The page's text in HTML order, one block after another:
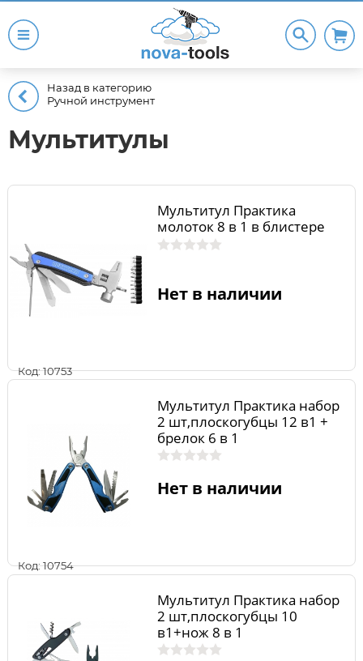
Назад в категорию
Ручной инструмент
Мультитулы
Код: 10753
Мультитул Практика
молоток 8 в 1 в блистере
Нет в наличии
Код: 10754
Мультитул Практика набор
2 шт,плоскогубцы 12 в1 +
брелок 6 в 1
Нет в наличии
Мультитул Практика набор
2 шт,плоскогубцы 10
в1+нож 8 в 1
складной,черные,в дисплее